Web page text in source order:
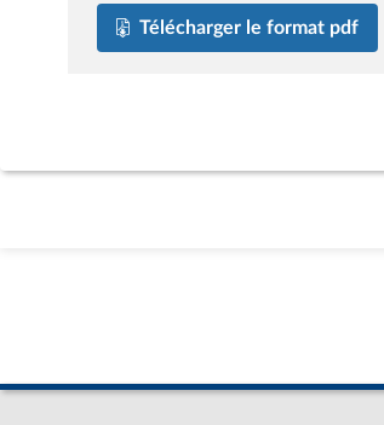
Télécharger le format pdf